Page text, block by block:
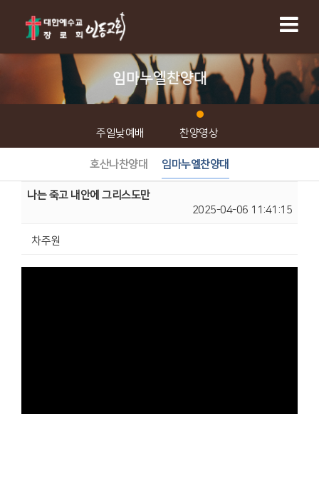
임마누엘찬양대
주일낮예배 찬양영상
호산나찬양대 임마누엘찬양대
나는 죽고 내안에 그리스도만
2025-04-06 11:41:15
차주원